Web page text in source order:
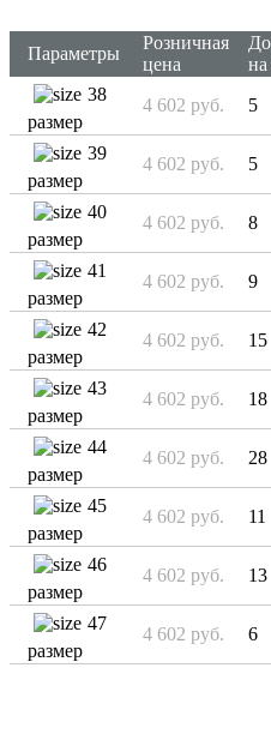
Параметры
Розничная
цена
на
38
размер
4 602 руб. 5
39
размер
4 602 руб. 5
40
размер
4 602 руб. 8
41
размер
4 602 руб. 9
42
размер
4 602 руб. 15
43
размер
4 602 руб. 18
44
размер
4 602 руб. 28
45
размер
4 602 руб. 11
46
размер
4 602 руб. 13
47
размер
4 602 руб. 6